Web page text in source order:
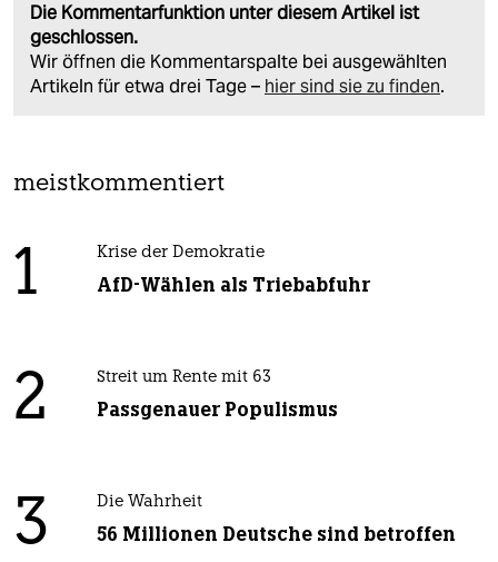
Die Kommentarfunktion unter diesem Artikel ist
geschlossen.
Wir öffnen die Kommentarspalte bei ausgewählten
Artikeln für etwa drei Tage – hier sind sie zu finden.
meistkommentiert
1 Krise der Demokratie
AfD-Wählen als Triebabfuhr
2 Streit um Rente mit 63
Passgenauer Populismus
3 Die Wahrheit
56 Millionen Deutsche sind betroffen